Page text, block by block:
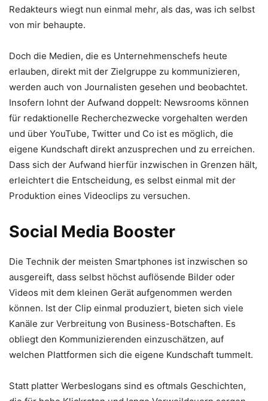
Redakteurs wiegt nun einmal mehr, als das, was ich selbst
von mir behaupte.
Doch die Medien, die es Unternehmenschefs heute
erlauben, direkt mit der Zielgruppe zu kommunizieren,
werden auch von Journalisten gesehen und beobachtet.
Insofern lohnt der Aufwand doppelt: Newsrooms können
für redaktionelle Recherchezwecke vorgehalten werden
und über YouTube, Twitter und Co ist es möglich, die
eigene Kundschaft direkt anzusprechen und zu erreichen.
Dass sich der Aufwand hierfür inzwischen in Grenzen hält,
erleichtert die Entscheidung, es selbst einmal mit der
Produktion eines Videoclips zu versuchen.
Social Media Booster
Die Technik der meisten Smartphones ist inzwischen so
ausgereift, dass selbst höchst auflösende Bilder oder
Videos mit dem kleinen Gerät aufgenommen werden
können. Ist der Clip einmal produziert, bieten sich viele
Kanäle zur Verbreitung von Business-Botschaften. Es
obliegt den Kommunizierenden einzuschätzen, auf
welchen Plattformen sich die eigene Kundschaft tummelt.
Statt platter Werbeslogans sind es oftmals Geschichten,